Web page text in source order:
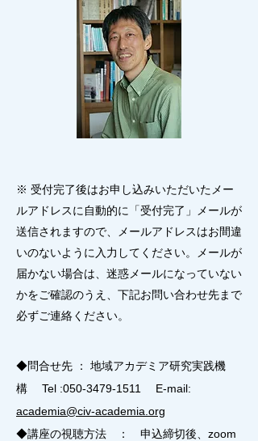
※ 受付完了後はお申し込みいただいたメー
ルアドレスに自動的に「受付完了」メールが
送信されますので、メールアドレスはお間違
いのないように入力してください。メールが
届かない場合は、迷惑メールになっていない
かをご確認のうえ、下記お問い合わせ先まで
必ずご連絡ください。
◆問合せ先 ： 地域アカデミア研究実践機
構 Tel :050-3479-1511
E-mail:
academia@civ-academia.org
◆講座の視聴方法 ： 申込締切後、zoom